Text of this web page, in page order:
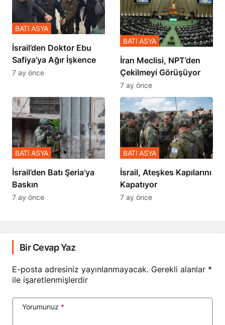
İsrail’den Doktor Ebu
Safiya’ya Ağır İşkence
BATI ASYA
7 ay önce
İran Meclisi, NPT’den
Çekilmeyi Görüşüyor
BATI ASYA
7 ay önce
​​​​​​​İsrail’den Batı Şeria’ya
Baskın
BATI ASYA
7 ay önce
İsrail, Ateşkes Kapılarını
Kapatıyor
BATI ASYA
7 ay önce
Bir Cevap Yaz
E-posta adresiniz yayınlanmayacak. Gerekli alanlar *
ile işaretlenmişlerdir
Yorumunuz *